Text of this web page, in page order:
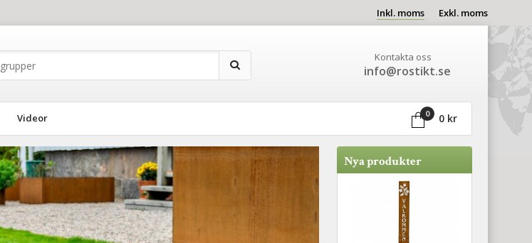
Inkl. moms Exkl. moms
Kontakta oss
info@rostikt.se
Videor 0 0 kr
Nya produkter